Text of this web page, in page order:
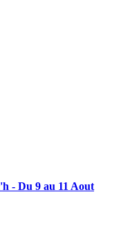
- Du 9 au 11 Aout